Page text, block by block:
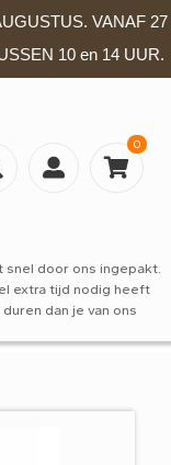
VANAF 27
10 en 14 UUR.
0
snel door ons ingepakt.
extra tijd nodig heeft
dan je van ons